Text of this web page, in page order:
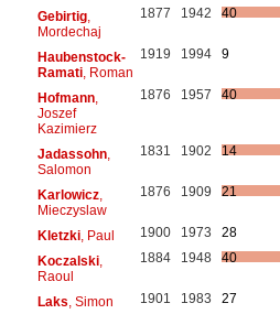
Gebirtig,
Mordechaj
1877 1942 40
Haubenstock-
Ramati, Roman
1919 1994 9
Hofmann,
Joszef
Kazimierz
1876 1957 40
Jadassohn,
Salomon
1831 1902 14
Karlowicz,
Mieczyslaw
1876 1909 21
Kletzki, Paul 1900 1973
28
Koczalski,
Raoul
1884 1948 40
Laks , Simon 1901 1983
27